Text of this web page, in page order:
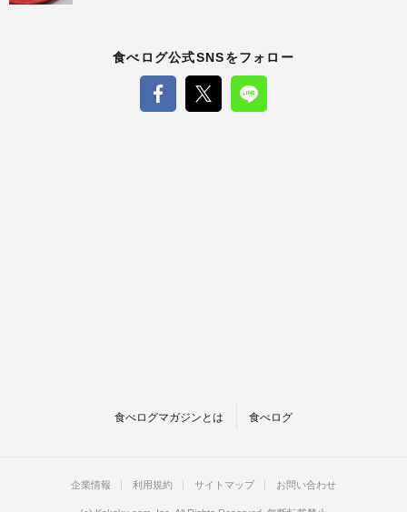
食べログ公式SNSをフォロー
食べログマガジンとは 食べログ
企業情報 利用規約 サイトマップ お問い合わせ